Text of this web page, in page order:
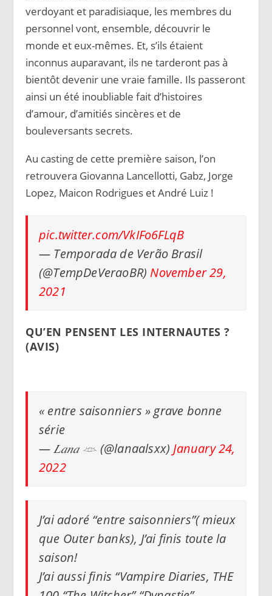
verdoyant et paradisiaque, les membres du
personnel vont, ensemble, découvrir le
monde et eux-mêmes. Et, s’ils étaient
inconnus auparavant, ils ne tarderont pas à
bientôt devenir une vraie famille. Ils passeront
ainsi un été inoubliable fait d’histoires
d’amour, d’amitiés sincères et de
bouleversants secrets.
Au casting de cette première saison, l’on
retrouvera Giovanna Lancellotti, Gabz, Jorge
Lopez, Maicon Rodrigues et André Luiz !
pic.twitter.com/VkIFo6FLqB
— Temporada de Verão Brasil
(@TempDeVeraoBR) November 29,
2021
QU’EN PENSENT LES INTERNAUTES ?
(AVIS)
« entre saisonniers » grave bonne
série
— 𝐿𝑎𝑛𝑎 𓁺 (@lanaalsxx) January 24,
2022
J’ai adoré “entre saisonniers”( mieux
que Outer banks), J’ai finis toute la
saison!
J’ai aussi finis “Vampire Diaries, THE